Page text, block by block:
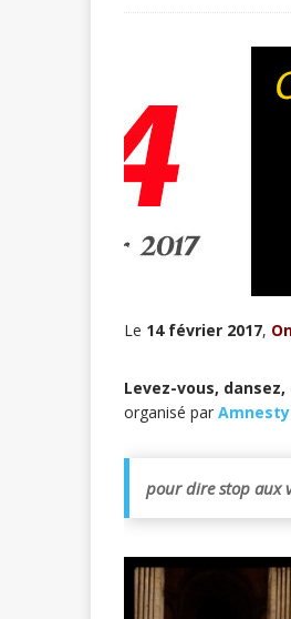
Le 14 février 2017,
Levez-vous,
organisé par
pour dire stop aux